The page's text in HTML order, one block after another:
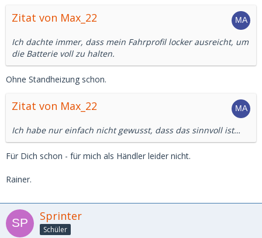
Zitat von Max_22
Ich dachte immer, dass mein Fahrprofil locker ausreicht, um
die Batterie voll zu halten.
Ohne Standheizung schon.
Zitat von Max_22
Ich habe nur einfach nicht gewusst, dass das sinnvoll ist…
Für Dich schon - für mich als Händler leider nicht.
Rainer.
Sprinter
Schüler